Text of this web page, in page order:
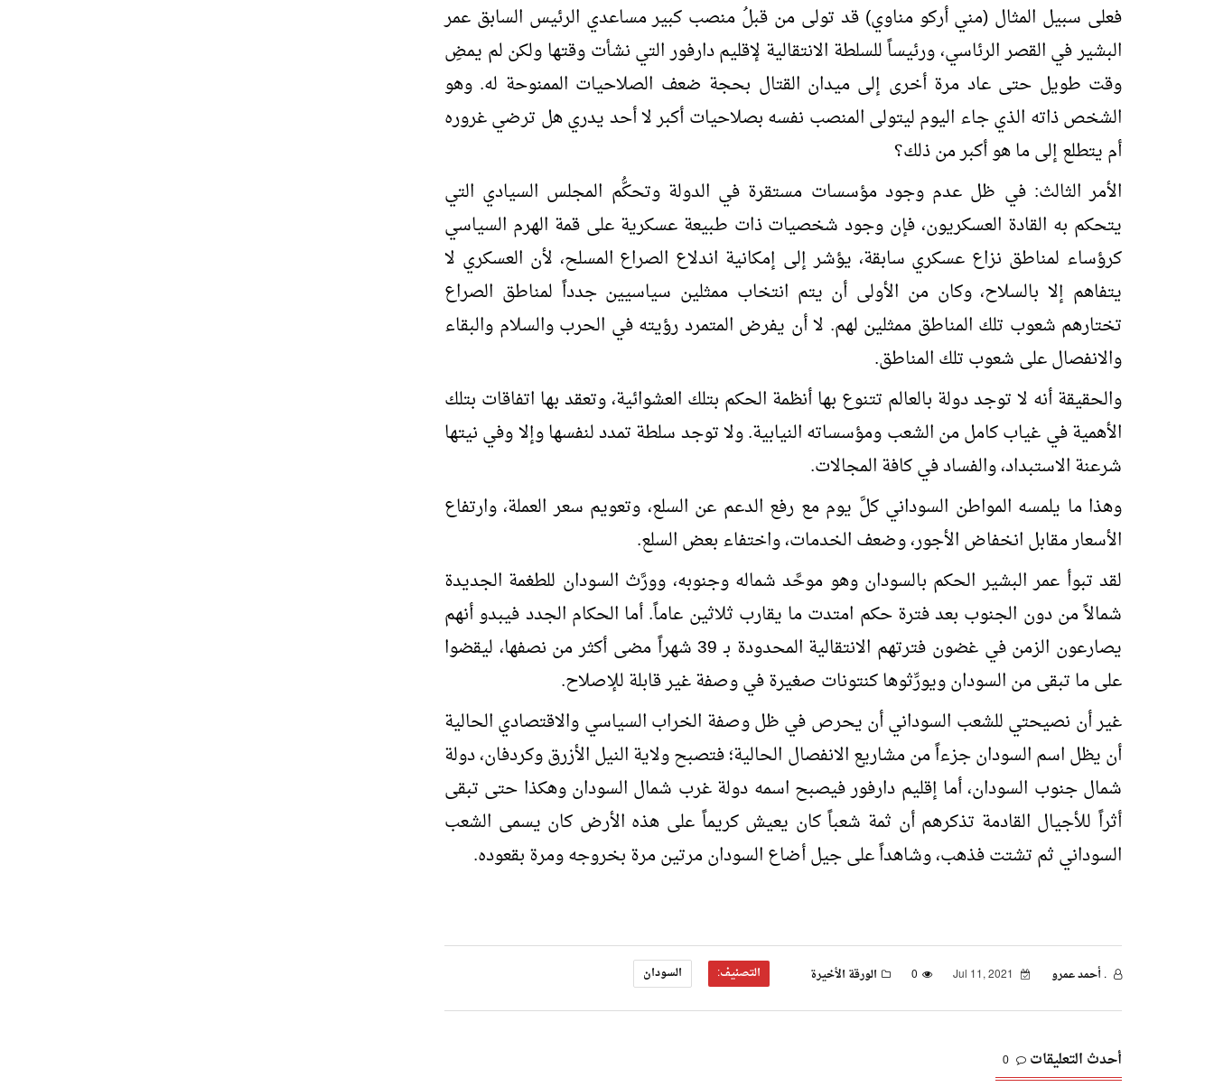
فعلى سبيل المثال (مني أركو مناوي) قد تولى من قبلُ منصب كبير مساعدي الرئيس السابق عمر
البشير في القصر الرئاسي، ورئيساً للسلطة الانتقالية لإقليم دارفور التي نشأت وقتها ولكن لم يمضِ
وقت طويل حتى عاد مرة أخرى إلى ميدان القتال بحجة ضعف الصلاحيات الممنوحة له. وهو
الشخص ذاته الذي جاء اليوم ليتولى المنصب نفسه بصلاحيات أكبر لا أحد يدري هل ترضي غروره
أم يتطلع إلى ما هو أكبر من ذلك؟
الأمر الثالث: في ظل عدم وجود مؤسسات مستقرة في الدولة وتحكُّم المجلس السيادي التي
يتحكم به القادة العسكريون، فإن وجود شخصيات ذات طبيعة عسكرية على قمة الهرم السياسي
كرؤساء لمناطق نزاع عسكري سابقة، يؤشر إلى إمكانية اندلاع الصراع المسلح، لأن العسكري لا
يتفاهم إلا بالسلاح، وكان من الأولى أن يتم انتخاب ممثلين سياسيين جدداً لمناطق الصراع
تختارهم شعوب تلك المناطق ممثلين لهم. لا أن يفرض المتمرد رؤيته في الحرب والسلام والبقاء
والانفصال على شعوب تلك المناطق.
والحقيقة أنه لا توجد دولة بالعالم تتنوع بها أنظمة الحكم بتلك العشوائية، وتعقد بها اتفاقات بتلك
الأهمية في غياب كامل من الشعب ومؤسساته النيابية. ولا توجد سلطة تمدد لنفسها وإلا وفي نيتها
شرعنة الاستبداد، والفساد في كافة المجالات.
وهذا ما يلمسه المواطن السوداني كلَّ يوم مع رفع الدعم عن السلع، وتعويم سعر العملة، وارتفاع
الأسعار مقابل انخفاض الأجور، وضعف الخدمات، واختفاء بعض السلع.
لقد تبوأ عمر البشير الحكم بالسودان وهو موحَّد شماله وجنوبه، وورَّث السودان للطغمة الجديدة
شمالاً من دون الجنوب بعد فترة حكم امتدت ما يقارب ثلاثين عاماً. أما الحكام الجدد فيبدو أنهم
يصارعون الزمن في غضون فترتهم الانتقالية المحدودة بـ 39 شهراً مضى أكثر من نصفها، ليقضوا
على ما تبقى من السودان ويورِّثوها كنتونات صغيرة في وصفة غير قابلة للإصلاح.
غير أن نصيحتي للشعب السوداني أن يحرص في ظل وصفة الخراب السياسي والاقتصادي الحالية
أن يظل اسم السودان جزءاً من مشاريع الانفصال الحالية؛ فتصبح ولاية النيل الأزرق وكردفان، دولة
شمال جنوب السودان، أما إقليم دارفور فيصبح اسمه دولة غرب شمال السودان وهكذا حتى تبقى
أثراً للأجيال القادمة تذكرهم أن ثمة شعباً كان يعيش كريماً على هذه الأرض كان يسمى الشعب
السوداني ثم تشتت فذهب، وشاهداً على جيل أضاع السودان مرتين مرة بخروجه ومرة بقعوده.
. أحمد عمرو 0 الورقة الأخيرة التصنيف: السودان
أحدث التعليقات 0